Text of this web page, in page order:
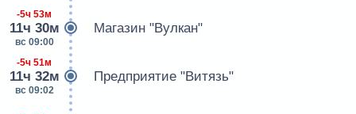
-5ч 53м
11ч 30м
вс 09:00
Магазин "Вулкан"
-5ч 51м
11ч 32м
вс 09:02
Предприятие "Витязь"